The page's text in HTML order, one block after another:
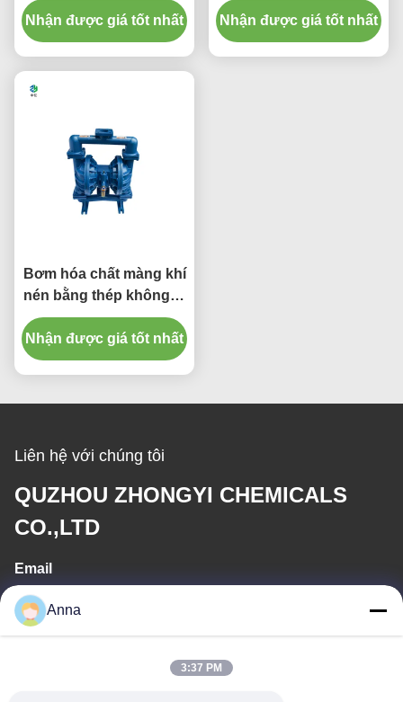
50m, Áp suất đầu ra ≥
5bar
Nhận được giá tốt nhất
Pump/Double
Diaphragm Pump)
Nhận được giá tốt nhất
Bơm hóa chất màng khí
nén bằng thép không gỉ
QBY - Tự mồi, Nâng hút
5m, Đầu 50m
Nhận được giá tốt nhất
Liên hệ với chúng tôi
QUZHOU ZHONGYI CHEMICALS
CO.,LTD
Email
wfmbeide@163.com
Anna
3:37 PM